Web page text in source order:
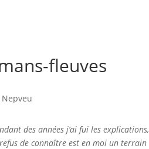
fleuves
des années j’ai fui les explications,
de connaître est en moi un terrain